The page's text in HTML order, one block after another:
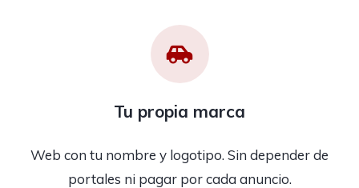
Tu propia marca
Web con tu nombre y logotipo. Sin depender de
portales ni pagar por cada anuncio.